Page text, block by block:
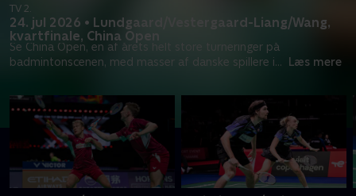
24. jul 2026 • Lundgaard/Vestergaard-Liang/Wang,
kvartfinale, China Open
Se China Open, en af årets helt store turneringer på
badmintonscenen, med masser af danske spillere i... Læs mere
TV 2.